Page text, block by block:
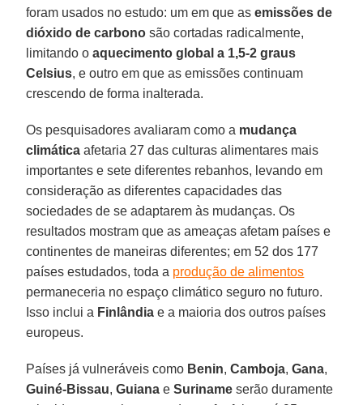
foram usados no estudo: um em que asemissões de
dióxido de carbono são cortadas radicalmente,
limitando oaquecimento global a 1,5-2 graus
Celsius, e outro em que as emissões continuam
crescendo de forma inalterada.
Os pesquisadores avaliaram como a mudança
climática afetaria 27 das culturas alimentares mais
importantes e sete diferentes rebanhos, levando em
consideração as diferentes capacidades das
sociedades de se adaptarem às mudanças. Os
resultados mostram que as ameaças afetam países e
continentes de maneiras diferentes; em 52 dos 177
países estudados, toda a produção de alimentos
permaneceria no espaço climático seguro no futuro.
Isso inclui a Finlândia e a maioria dos outros países
europeus.
Países já vulneráveis como Benin,Camboja,Gana,
Guiné-Bissau,Guiana eSuriname serão duramente